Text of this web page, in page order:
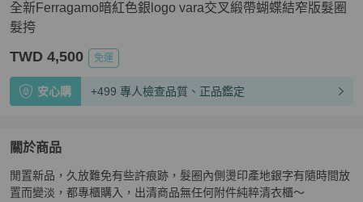
全新Ferragamo暗紅色銀logo vara交叉緞帶蝴蝶結窄版髮圈
髮挎
TWD 4,500 免運
安心購 +499 專人檢查品質、正品鑑定
關於商品
關於全新Ferragamo暗紅色銀logo vara交叉緞帶蝴蝶結窄版髮
閒置新品，久放難免有些許痕跡，髮圈內側燙印產地銀字有隨時間放
置而變淡，都專櫃購入，出清商品無任何附件純粹清衣櫃～